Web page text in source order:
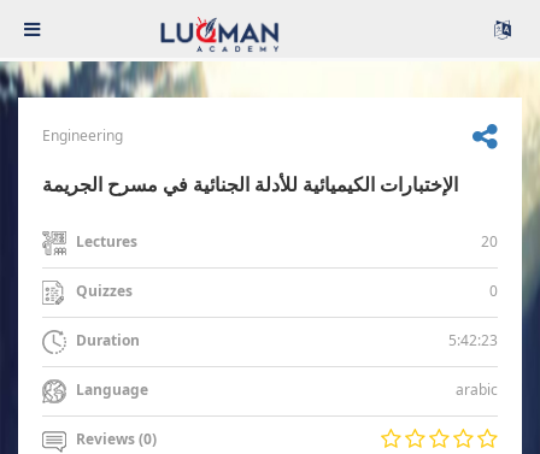
Engineering
الإختبارات الكيميائية للأدلة الجنائية في مسرح الجريمة
Lectures 20
Quizzes 0
Duration 5:42:23
Language arabic
Reviews (0)